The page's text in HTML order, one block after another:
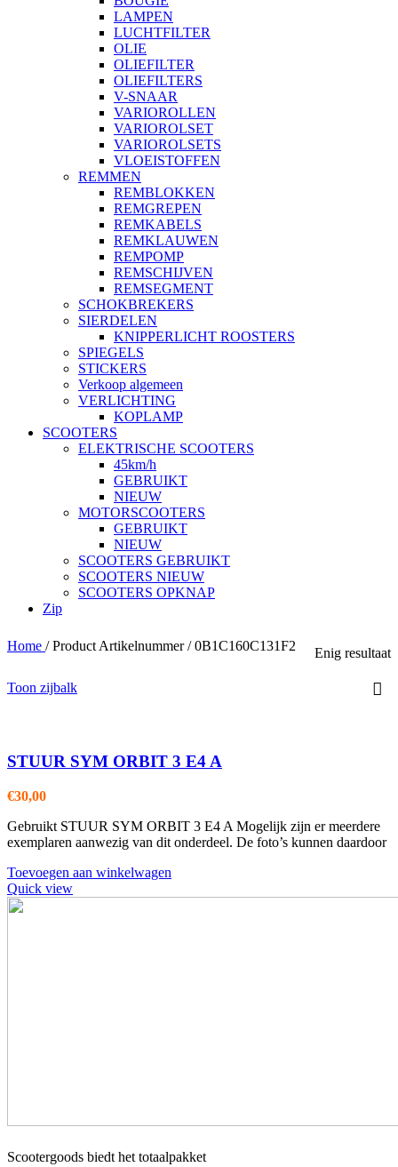
LAMPEN
LUCHTFILTER
OLIE
OLIEFILTER
OLIEFILTERS
V-SNAAR
VARIOROLLEN
VARIOROLSET
VARIOROLSETS
VLOEISTOFFEN
REMMEN
REMBLOKKEN
REMGREPEN
REMKABELS
REMKLAUWEN
REMPOMP
REMSCHIJVEN
REMSEGMENT
SCHOKBREKERS
SIERDELEN
KNIPPERLICHT ROOSTERS
SPIEGELS
STICKERS
Verkoop algemeen
VERLICHTING
KOPLAMP
SCOOTERS
ELEKTRISCHE SCOOTERS
45km/h
GEBRUIKT
NIEUW
MOTORSCOOTERS
GEBRUIKT
NIEUW
SCOOTERS GEBRUIKT
SCOOTERS NIEUW
SCOOTERS OPKNAP
Zip
Home / Product Artikelnummer/ 0B1C160C131F2 Enig resultaat
Toon zijbalk
STUUR SYM ORBIT 3 E4 A
€30,00
Gebruikt STUUR SYM ORBIT 3 E4 A Mogelijk zijn er meerdere
exemplaren aanwezig van dit onderdeel. De foto’s kunnen daardoor
Toevoegen aan winkelwagen
Quick view
Scootergoods biedt het totaalpakket